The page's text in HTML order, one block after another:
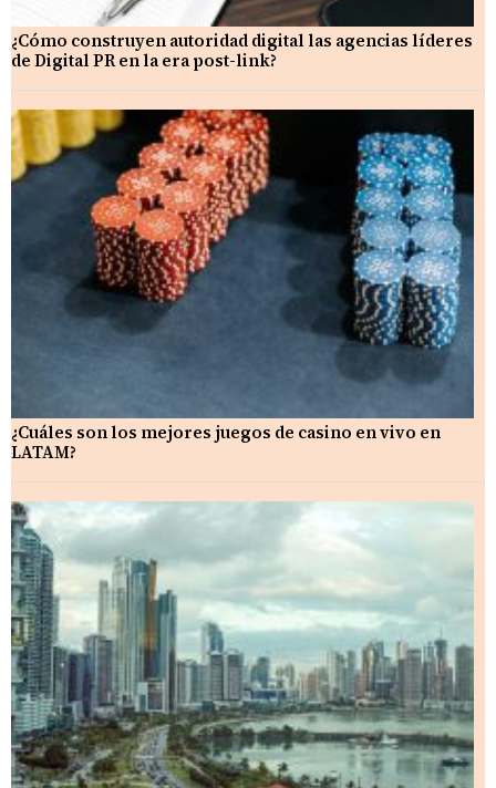
¿Cómo construyen autoridad digital las agencias líderes
de Digital PR en la era post-link?
¿Cuáles son los mejores juegos de casino en vivo en
LATAM?